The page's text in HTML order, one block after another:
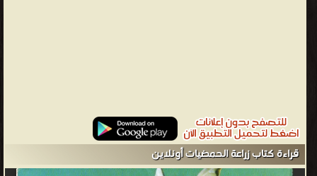
قراءة كتاب زراعة الحمضيات أونلاين